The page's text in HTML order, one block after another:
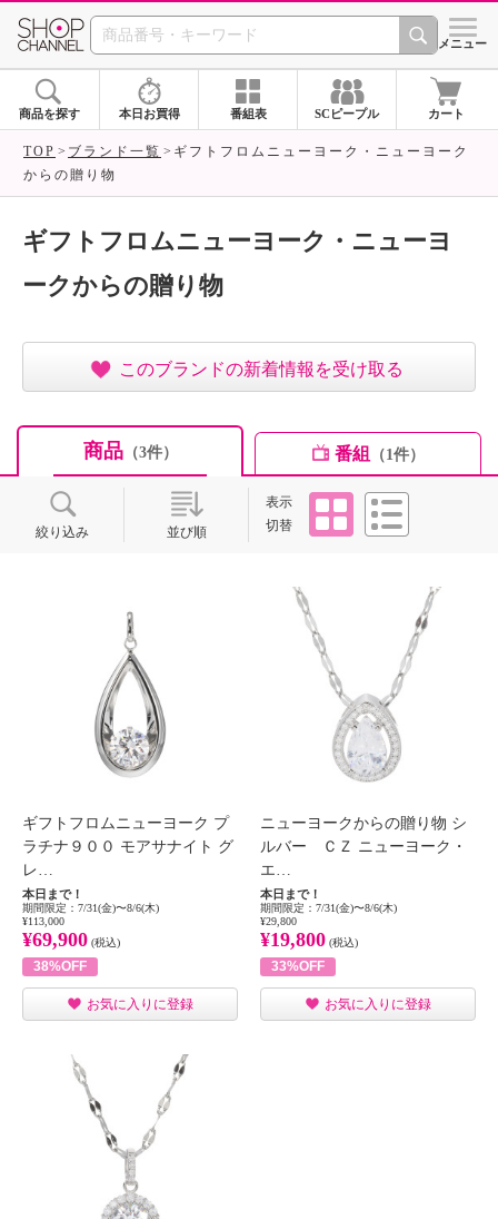
SHOP CHANNEL ショッ
メニュー
商品を探す 本日お買得 番組表 SCピープル カート
TOP ブランド一覧
ギフトフロムニューヨーク・ニューヨーク
からの贈り物
ギフトフロムニューヨーク・ニューヨ
ークからの贈り物
このブランドの新着情報を受け取る
商品（3件） 番組 （1件）
絞り込み 並び順
表示
切替
タイル
ギフトフロムニューヨーク プ
ラチナ９００ モアサナイト グ
レ…
本日まで！
期間限定：7/31(金)〜8/6(木)
¥113,000
¥69,900 (税込)
38%OFF
お気に入りに登録
ニューヨークからの贈り物 シ
ルバー ＣＺ ニューヨーク・
エ…
本日まで！
期間限定：7/31(金)〜8/6(木)
¥29,800
¥19,800 (税込)
33%OFF
お気に入りに登録